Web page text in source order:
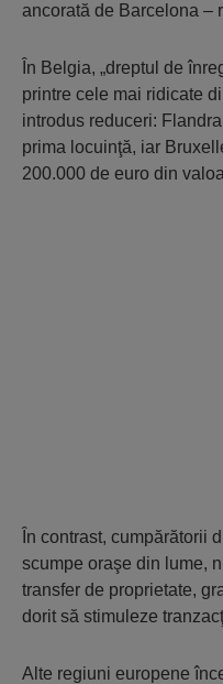
ancorată de Barcelona –
În Belgia, „dreptul de
printre cele mai ridicate
introdus reduceri:
prima locuinţă, iar
200.000 de euro din
În contrast, cumpărătorii
scumpe oraşe din lume,
transfer de proprietate,
dorit să stimuleze
Alte regiuni europene